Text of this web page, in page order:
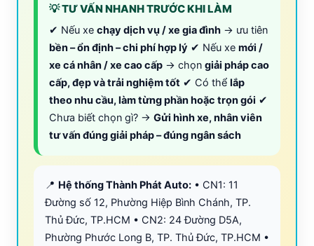
💡 TƯ VẤN NHANH TRƯỚC KHI LÀM
✔ Nếu xe chạy dịch vụ / xe gia đình → ưu tiên
bền – ổn định – chi phí hợp lý ✔ Nếu xe mới /
xe cá nhân / xe cao cấp → chọn giải pháp cao
cấp, đẹp và trải nghiệm tốt ✔ Có thể lắp
theo nhu cầu, làm từng phần hoặc trọn gói ✔
Chưa biết chọn gì? → Gửi hình xe, nhân viên
tư vấn đúng giải pháp – đúng ngân sách
📍 Hệ thống Thành Phát Auto: • CN1: 11
Đường số 12, Phường Hiệp Bình Chánh, TP.
Thủ Đức, TP.HCM • CN2: 24 Đường D5A,
Phường Phước Long B, TP. Thủ Đức, TP.HCM •